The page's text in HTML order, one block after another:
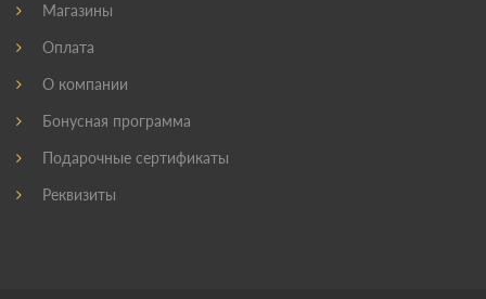
Магазины
Оплата
О компании
Бонусная программа
Подарочные сертификаты
Реквизиты